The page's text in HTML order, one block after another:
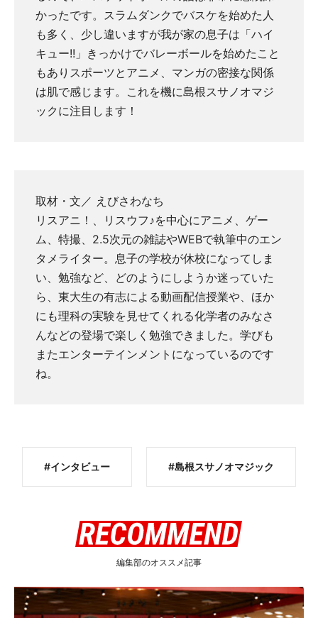
かったです。スラムダンクでバスケを始めた人
も多く、少し違いますが我が家の息子は「ハイ
キュー!!」きっかけでバレーボールを始めたこと
もありスポーツとアニメ、マンガの密接な関係
は肌で感じます。これを機に島根スサノオマジ
ックに注目します！
取材・文／ えびさわなち
リスアニ！、リスウフ♪を中心にアニメ、ゲー
ム、特撮、2.5次元の雑誌やWEBで執筆中のエン
タメライター。息子の学校が休校になってしま
い、勉強など、どのようにしようか迷っていた
ら、東大生の有志による動画配信授業や、ほか
にも理科の実験を見せてくれる化学者のみなさ
んなどの登場で楽しく勉強できました。学びも
またエンターテインメントになっているのです
ね。
インタビュー 島根スサノオマジック
編集部のオススメ記事